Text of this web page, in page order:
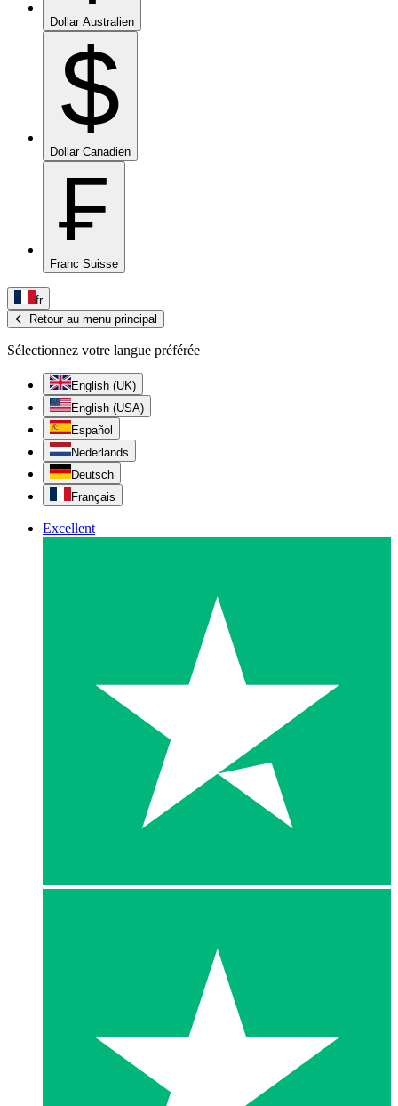
Dollar Australien
$
Dollar Canadien
₣
Franc Suisse
fr
Retour au menu principal
Sélectionnez votre langue préférée
English (UK)
English (USA)
Español
Nederlands
Deutsch
Français
Excellent